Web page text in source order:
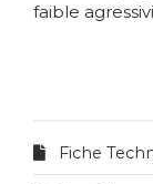
faible
Fiche